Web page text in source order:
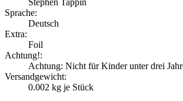
Sprache:
Deutsch
Extra:
Foil
Achtung!:
Achtung: Nicht für Kinder unter drei
Versandgewicht:
0.002 kg je Stück